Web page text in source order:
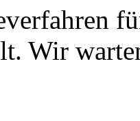
Wir